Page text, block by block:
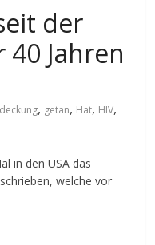
der
Jahren
, getan, Hat, HIV,
in den USA das
welche vor